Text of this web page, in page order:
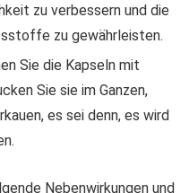
zu verbessern und die
zu gewährleisten.
Sie die Kapseln mit
Sie sie im Ganzen,
es sei denn, es wird
Nebenwirkungen und